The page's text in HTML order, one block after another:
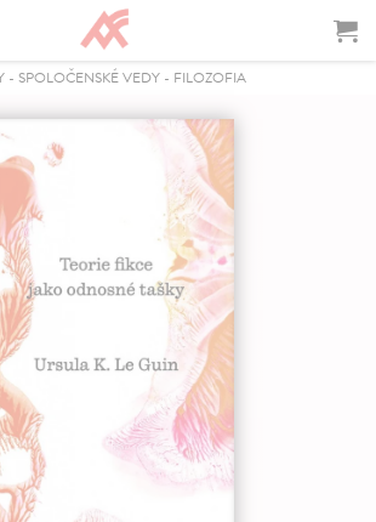
- SPOLOČENSKÉ VEDY - FILOZOFIA